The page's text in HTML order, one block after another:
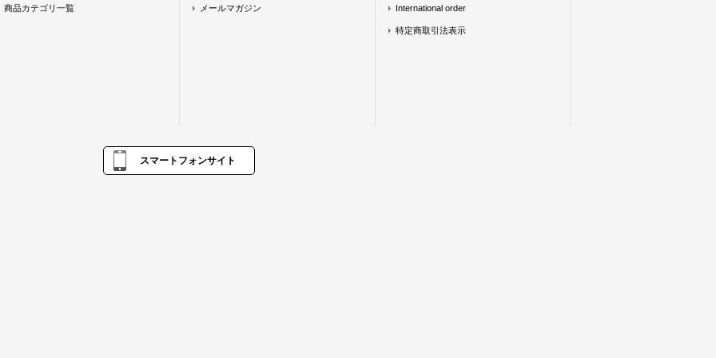
商品カテゴリ一覧 メールマガジン International order
特定商取引法表示
スマートフォンサイト